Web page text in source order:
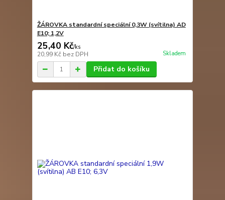
ŽÁROVKA standardní speciální 0,3W (svítilna) AD
E10; 1,2V
25,40 Kč/ks
20,99 Kč bez DPH Skladem
Přidat do košíku